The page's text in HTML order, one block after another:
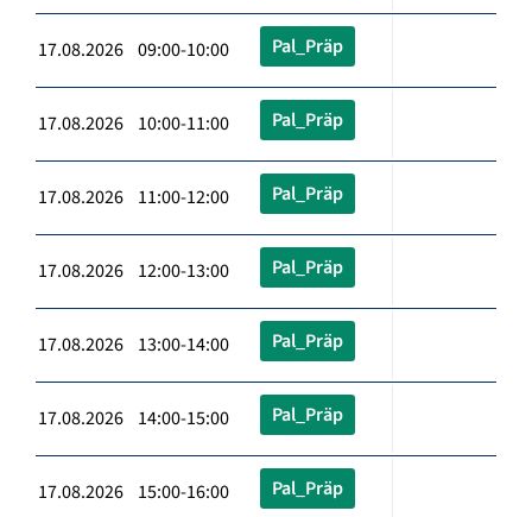
17.08.2026 09:00-10:00 Pal_Präp
17.08.2026 10:00-11:00 Pal_Präp
17.08.2026 11:00-12:00 Pal_Präp
17.08.2026 12:00-13:00 Pal_Präp
17.08.2026 13:00-14:00 Pal_Präp
17.08.2026 14:00-15:00 Pal_Präp
17.08.2026 15:00-16:00 Pal_Präp